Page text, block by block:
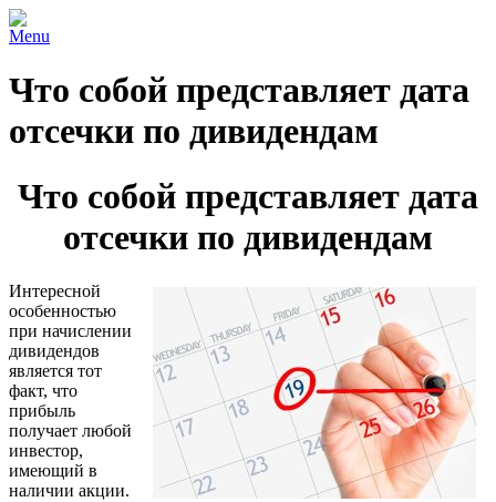
Menu
Что собой представляет дата
отсечки по дивидендам
Что собой представляет дата
отсечки по дивидендам
Интересной
особенностью
при начислении
дивидендов
является тот
факт, что
прибыль
получает любой
инвестор,
имеющий в
наличии акции.